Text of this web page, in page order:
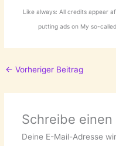
Like always: All credits appear
putting ads on My so-
← Vorheriger Beitrag
Schreibe
Deine E-Mail-Adresse